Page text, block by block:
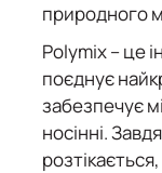
природного
Polymix– це
поєднує
забезпечує
носінні.